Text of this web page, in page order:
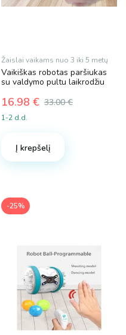
Žaislai vaikams nuo 3 iki 5 metų
Vaikiškas robotas paršiukas
su valdymo pultu laikrodžiu
33.00€
Original
price
33.00 €.
16.98 €
Current
price
16.98 €.
1-2 d.d.
Į krepšelį
-25%